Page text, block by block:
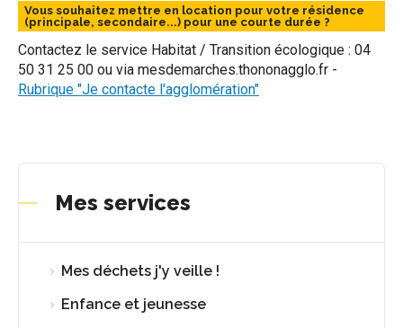
Vous souhaitez mettre en location pour votre résidence
(principale, secondaire...) pour une courte durée ?
Contactez le service Habitat / Transition écologique : 04
50 31 25 00 ou via mesdemarches.thononagglo.fr -
Rubrique "Je contacte l'agglomération"
Mes services
Mes déchets j'y veille !
Enfance et jeunesse